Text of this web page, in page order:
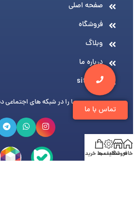
تماس با ما
صفحه اصلی
فروشگاه
وبلاگ
درباره ما
sitemap
ما را در شبکه های اجتماعی
خانهفروشگاه
تخفیف هاسبد خرید